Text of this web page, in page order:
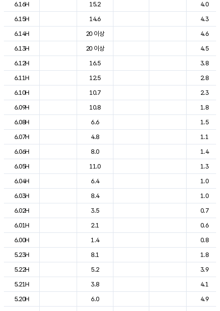
6.16H
15.2
4.0
6.15H
14.6
4.3
6.14H
20 이상
4.6
6.13H
20 이상
4.5
6.12H
16.5
3.8
6.11H
12.5
2.8
6.10H
10.7
2.3
6.09H
10.8
1.8
6.08H
6.6
1.5
6.07H
4.8
1.1
6.06H
8.0
1.4
6.05H
11.0
1.3
6.04H
6.4
1.0
6.03H
8.4
1.0
6.02H
3.5
0.7
6.01H
2.1
0.6
6.00H
1.4
0.8
5.23H
8.1
1.8
5.22H
5.2
3.9
5.21H
3.8
4.1
5.20H
6.0
4.9